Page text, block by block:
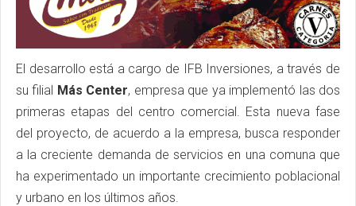
El desarrollo está a cargo de IFB Inversiones, a través de
su filial Más Center, empresa que ya implementó las dos
primeras etapas del centro comercial. Esta nueva fase
del proyecto, de acuerdo a la empresa, busca responder
a la creciente demanda de servicios en una comuna que
ha experimentado un importante crecimiento poblacional
y urbano en los últimos años.